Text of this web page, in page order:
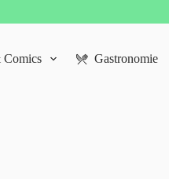
Gastronomie